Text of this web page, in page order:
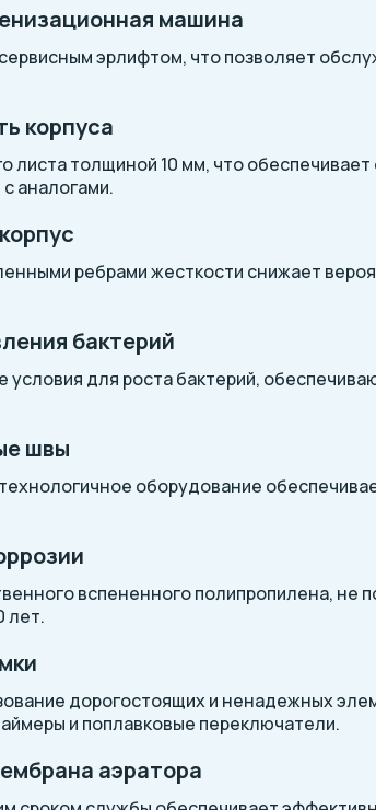
машина
эрлифтом, что позволяет
корпуса
листа толщиной 10 мм, что
аналогами.
ребрами жесткости снижает
бактерий
условия для роста бактерий,
швы
оборудование
вспененного полипропилена, не
лет.
дорогостоящих и ненадежных
и поплавковые переключатели.
аэратора